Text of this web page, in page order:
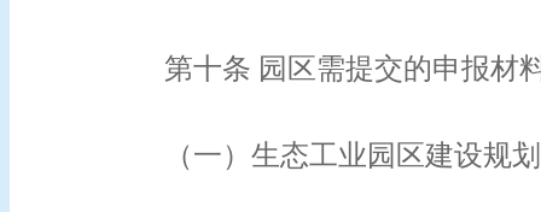
第十条 园区需提交的申报材
（一）生态工业园区建设规